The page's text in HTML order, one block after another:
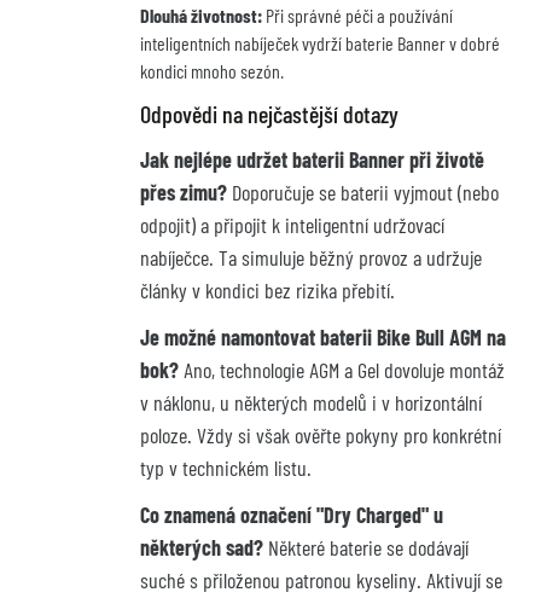
Dlouhá životnost: Při správné péči a používání
inteligentních nabíječek vydrží baterie Banner v dobré
kondici mnoho sezón.
Odpovědi na nejčastější dotazy
Jak nejlépe udržet baterii Banner při životě
přes zimu? Doporučuje se baterii vyjmout (nebo
odpojit) a připojit k inteligentní udržovací
nabíječce. Ta simuluje běžný provoz a udržuje
články v kondici bez rizika přebití.
Je možné namontovat baterii Bike Bull AGM na
bok?Ano, technologie AGM a Gel dovoluje montáž
v náklonu, u některých modelů i v horizontální
poloze. Vždy si však ověřte pokyny pro konkrétní
typ v technickém listu.
Co znamená označení "Dry Charged" u
některých sad? Některé baterie se dodávají
suché s přiloženou patronou kyseliny. Aktivují se